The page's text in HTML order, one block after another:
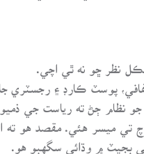
نظر ڇو نه ٿي اچي.
پوسٽ ڪارڊ ۽ رجسٽري جا
جو نظام ڄڻ ته رياست جي
تي ميسر هئي. مقصد هو ته
بجيٽ ۾ وڌائي سگهبو هو.